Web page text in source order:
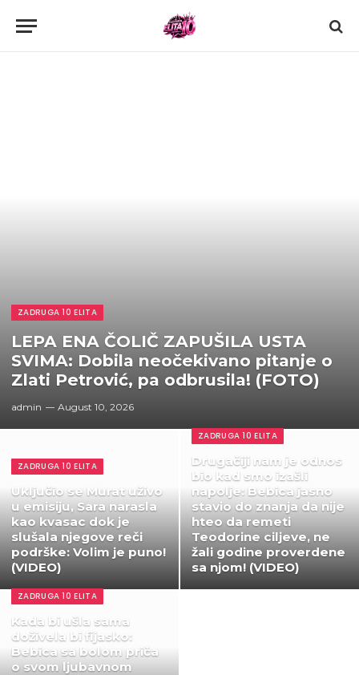
ZADRUGA 10 ELITA
LEPA ENA ČOLIČ ZAPUŠILA USTA
SVIMA: Dobila neočekivano pitanje o
Zlati Petrović, pa odbrusila! (FOTO)
admin August 10, 2026
ZADRUGA 10 ELITA
Uključio se Murat uživo
u emisiju, Sara narasla
kao kvasac dok je
slušala njegove reči
podrške: Volim je puno!
(VIDEO)
ZADRUGA 10 ELITA
Drugačiji nam je odnos
bio kad smo izašli
napolje: Bebica jasno
stavio do znanja da nije
hteo da remeti
Teodorine ciljeve, ne
žali godine proverdene
sa njom! (VIDEO)
ZADRUGA 10 ELITA
Kada bi ušla sama
doživela bi fijasko:
Bebica sa bolom priča
o svom ljubavnom